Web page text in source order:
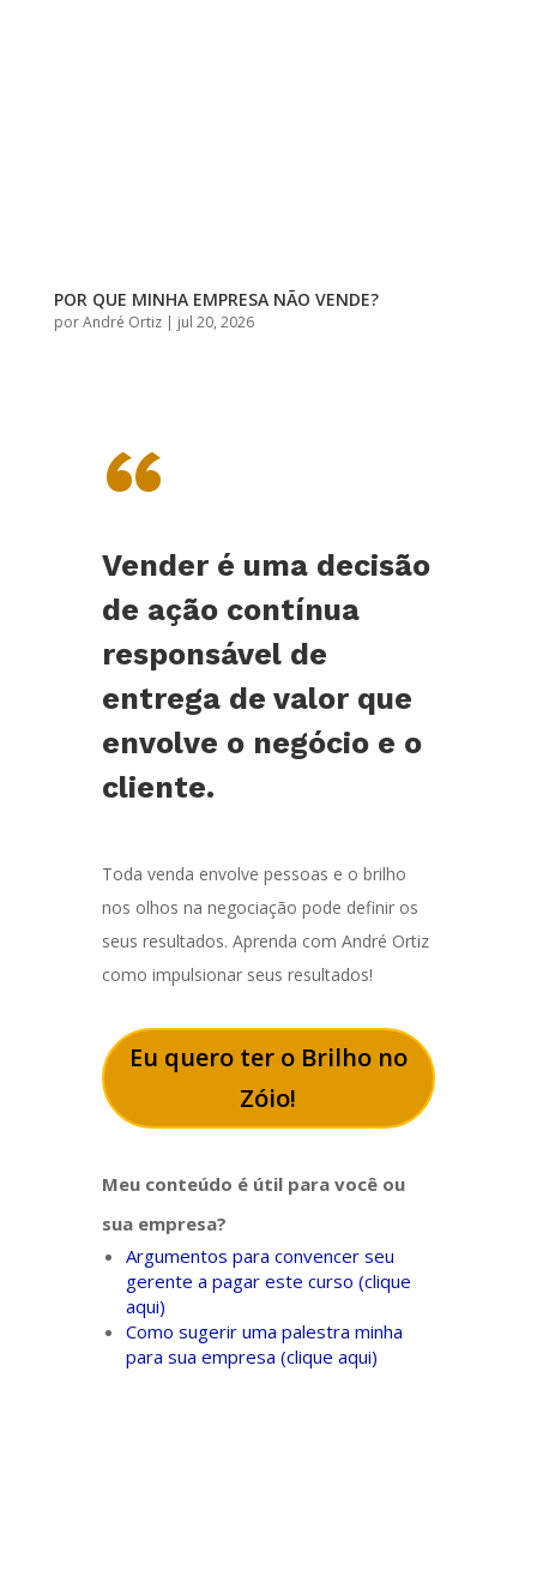
POR QUE MINHA EMPRESA NÃO VENDE?
porAndré Ortiz| jul 20, 2026
“
Vender é uma decisão
de ação contínua
responsável de
entrega de valor que
envolve o negócio e o
cliente.
Toda venda envolve pessoas e o brilho
nos olhos na negociação pode definir os
seus resultados. Aprenda com André Ortiz
como impulsionar seus resultados!
Eu quero ter o Brilho no
Zóio!
Meu conteúdo é útil para você ou
sua empresa?
Argumentos para convencer seu
gerente a pagar este curso (clique
aqui)
Como sugerir uma palestra minha
para sua empresa (clique aqui)